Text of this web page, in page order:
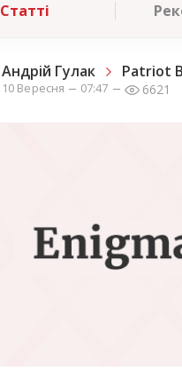
Статті
Андрій Гулак Patriot
10 Вересня 07:47 6621